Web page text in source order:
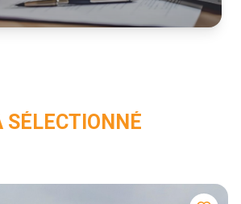
affaire d’expert et notre rôle
avec professionnalisme dans le
SÉLECTIONNÉ